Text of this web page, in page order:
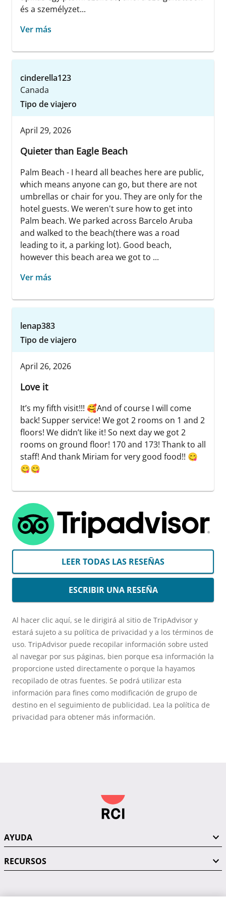
és a személyzet...
Ver más
cinderella123
Canada
Tipo de viajero
April 29, 2026
Quieter than Eagle Beach
Palm Beach - I heard all beaches here are public,
which means anyone can go, but there are not
umbrellas or chair for you. They are only for the
hotel guests. We weren't sure how to get into
Palm beach. We parked across Barcelo Aruba
and walked to the beach(there was a road
leading to it, a parking lot). Good beach,
however this beach area we got to ...
Ver más
lenap383
Tipo de viajero
April 26, 2026
Love it
It’s my fifth visit!!! 🥰And of course I will come
back! Supper service! We got 2 rooms on 1 and 2
floors! We didn’t like it! So next day we got 2
rooms on ground floor! 170 and 173! Thank to all
staff! And thank Miriam for very good food!! 😋
😋😋
LEER TODAS LAS RESEÑAS
ESCRIBIR UNA RESEÑA
Al hacer clic aquí, se le dirigirá al sitio de TripAdvisor y
estará sujeto a su política de privacidad y a los términos de
uso. TripAdvisor puede recopilar información sobre usted
al navegar por sus páginas, bien porque esa información la
proporcione usted directamente o porque la hayamos
recopilado de otras fuentes. Se podrá utilizar esta
información para fines como modificación de grupo de
destino en el seguimiento de publicidad. Lea la política de
privacidad para obtener más información.
AYUDA
RECURSOS